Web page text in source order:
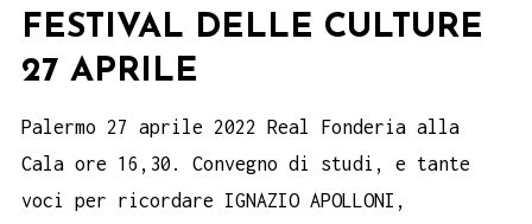
FESTIVAL DELLE CULTURE
27 APRILE
Palermo 27 aprile 2022 Real Fonderia alla
Cala ore 16,30. Convegno di studi, e tante
voci per ricordare IGNAZIO APOLLONI,